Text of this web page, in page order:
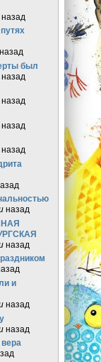
был
назад
назад
и
назад
назад